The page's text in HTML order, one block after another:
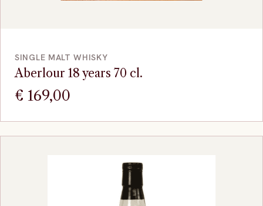
SINGLE MALT WHISKY
Aberlour 18 years 70 cl.
€ 169,00